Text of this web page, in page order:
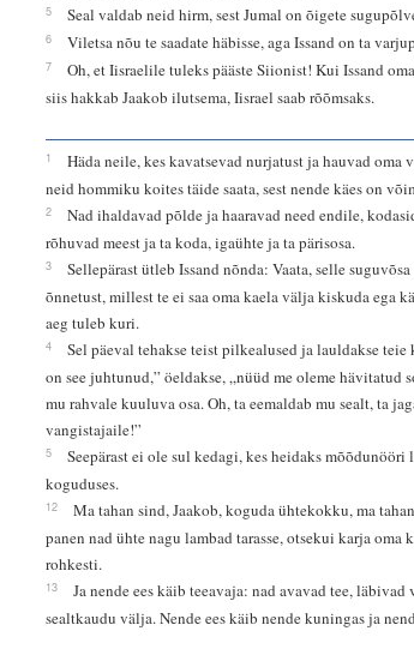
5 Seal valdab neid hirm, sest Jumal on õigete
6 Viletsa nõu te saadate häbisse, aga Issand on ta
7
Oh, et Iisraelile tuleks pääste Siionist! Kui Issand
siis hakkab Jaakob ilutsema, Iisrael saab rõõmsaks.
1
Häda neile, kes kavatsevad nurjatust ja hauvad oma
neid hommiku koites täide saata, sest nende käes on
2
Nad ihaldavad põlde ja haaravad need endile,
rõhuvad meest ja ta koda, igaühte ja ta pärisosa.
3
Sellepärast ütleb Issand nõnda: Vaata, selle
õnnetust, millest te ei saa oma kaela välja kiskuda ega
aeg tuleb kuri.
4
Sel päeval tehakse teist pilkealused ja lauldakse
on see juhtunud,” öeldakse, „nüüd me oleme hävitatud
mu rahvale kuuluva osa. Oh, ta eemaldab mu sealt, ta
vangistajaile!”
5
Seepärast ei ole sul kedagi, kes heidaks mõõdunööri
koguduses.
12
Ma tahan sind, Jaakob, koguda ühtekokku, ma
panen nad ühte nagu lambad tarasse, otsekui karja oma
rohkesti.
13
Ja nende ees käib teeavaja: nad avavad tee, läbivad
sealtkaudu välja. Nende ees käib nende kuningas ja